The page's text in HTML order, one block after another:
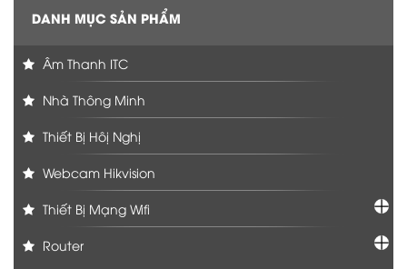
DANH MỤC SẢN PHẨM
Âm Thanh ITC
Nhà Thông Minh
Thiết Bị Hôị Nghị
Webcam Hikvision
Thiết Bị Mạng Wifi
Router